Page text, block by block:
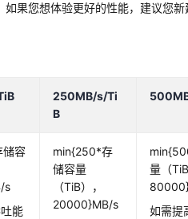
果您想体验更好的性能，建议您
250MB/s/Ti
B
储容
s
能
min{250*存
储容量
（TiB），
20000}MB/s
量（TiB
如需提